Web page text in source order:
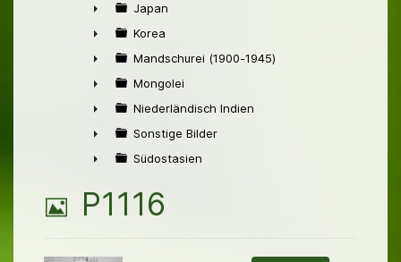
►
►
Japan
►
Korea
►
Mandschurei (1900-1945)
►
Mongolei
►
Niederländisch Indien
►
Sonstige Bilder
Südostasien
B
P1116